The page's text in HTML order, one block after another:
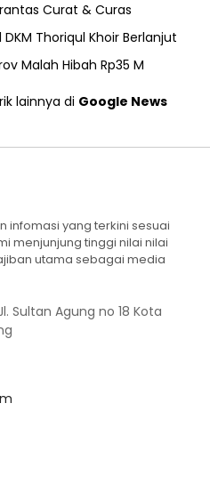
Curat & Curas
Thoriqul Khoir Berlanjut
Malah Hibah Rp35 M
lainnya di Google News
yang terkini sesuai
menjunjung tinggi nilai nilai
utama sebagai media
Sultan Agung no 18 Kota